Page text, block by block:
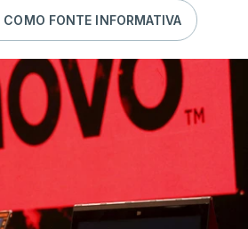
COMO FONTE INFORMATIVA